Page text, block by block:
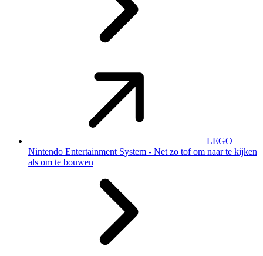
LEGO
Nintendo Entertainment System - Net zo tof om naar te kijken
als om te bouwen